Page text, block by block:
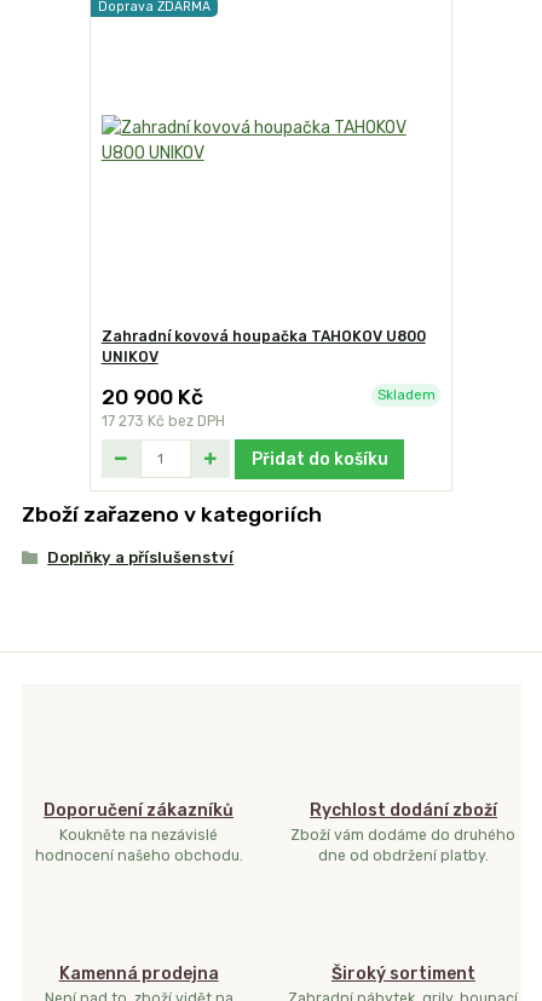
Doprava ZDARMA
Zahradní kovová houpačka TAHOKOV U800
UNIKOV
20 900 Kč
17 273 Kč bez DPH
Skladem
Přidat do košíku
Zboží zařazeno v kategoriích
Doplňky a příslušenství
Doporučení zákazníků
Koukněte na nezávislé
hodnocení našeho obchodu.
Rychlost dodání zboží
Zboží vám dodáme do druhého
dne od obdržení platby.
Kamenná prodejna Široký sortiment